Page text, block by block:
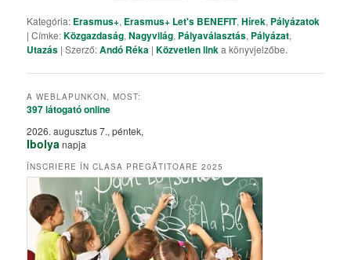
Kategória: Erasmus+, Erasmus+ Let's BENEFIT,Hírek, Pályázatok
| Címke:Közgazdaság,Nagyvilág, Pályaválasztás, Pályázat,
Utazás | Szerző:Andó Réka |Közvetlen linka könyvjelzőbe.
A WEBLAPUNKON, MOST:
397 látogatóonline
2026. augusztus 7., péntek,
Ibolyanapja
ÎNSCRIERE ÎN CLASA PREGĂTITOARE 2025